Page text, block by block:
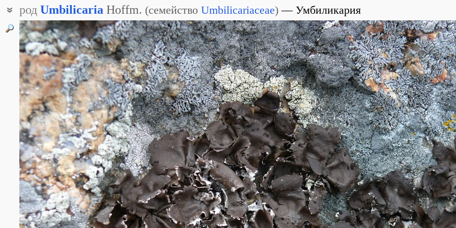
род Umbilicaria Hoffm. (семейство Umbilicariaceae) Умбиликария